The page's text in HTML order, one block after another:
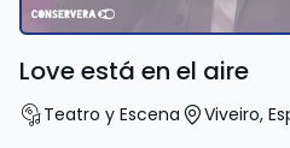
Love está en el aire
Teatro y Escena Viveiro,